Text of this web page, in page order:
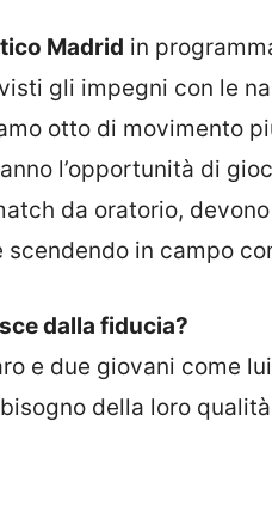
Madrid in
gli impegni con le
otto di movimento
l’opportunità di
da oratorio,
in campo
dalla fiducia?
e due giovani come
della loro qualità